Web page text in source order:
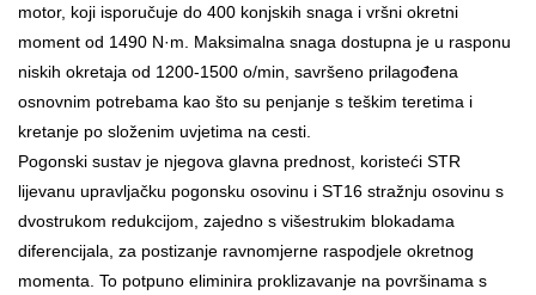
motor, koji isporučuje do 400 konjskih snaga i vršni okretni
moment od 1490 N·m. Maksimalna snaga dostupna je u rasponu
niskih okretaja od 1200-1500 o/min, savršeno prilagođena
osnovnim potrebama kao što su penjanje s teškim teretima i
kretanje po složenim uvjetima na cesti.
Pogonski sustav je njegova glavna prednost, koristeći STR
lijevanu upravljačku pogonsku osovinu i ST16 stražnju osovinu s
dvostrukom redukcijom, zajedno s višestrukim blokadama
diferencijala, za postizanje ravnomjerne raspodjele okretnog
momenta. To potpuno eliminira proklizavanje na površinama s